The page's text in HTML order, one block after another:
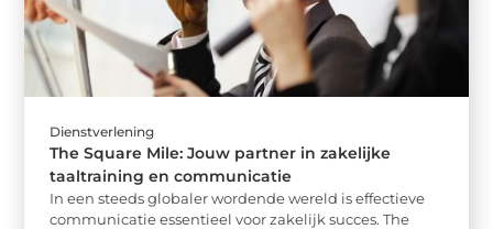
Dienstverlening
The Square Mile: Jouw partner in zakelijke
taaltraining en communicatie
In een steeds globaler wordende wereld is effectieve
communicatie essentieel voor zakelijk succes. The